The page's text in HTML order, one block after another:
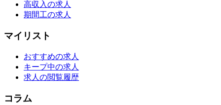
高収入の求人
期間工の求人
マイリスト
おすすめの求人
キープ中の求人
求人の閲覧履歴
コラム